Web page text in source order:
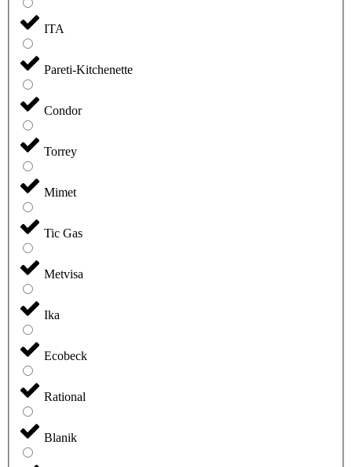
ITA
Pareti-Kitchenette
Condor
Torrey
Mimet
Tic Gas
Metvisa
Ika
Ecobeck
Rational
Blanik